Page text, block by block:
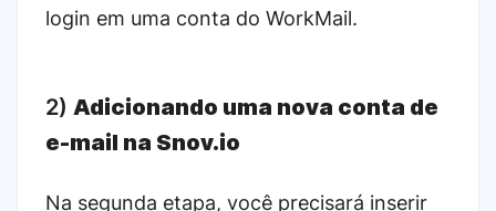
login em uma conta do WorkMail.
2) Adicionando uma nova conta de
e-mail na Snov.io
Na segunda etapa, você precisará inserir